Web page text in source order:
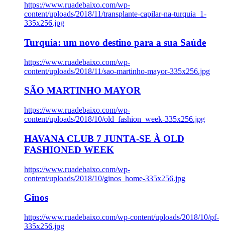
https://www.ruadebaixo.com/wp-
content/uploads/2018/11/transplante-capilar-na-turquia_1-
335x256.jpg
Turquia: um novo destino para a sua Saúde
https://www.ruadebaixo.com/wp-
content/uploads/2018/11/sao-martinho-mayor-335x256.jpg
SÃO MARTINHO MAYOR
https://www.ruadebaixo.com/wp-
content/uploads/2018/10/old_fashion_week-335x256.jpg
HAVANA CLUB 7 JUNTA-SE À OLD
FASHIONED WEEK
https://www.ruadebaixo.com/wp-
content/uploads/2018/10/ginos_home-335x256.jpg
Ginos
https://www.ruadebaixo.com/wp-content/uploads/2018/10/pf-
335x256.jpg